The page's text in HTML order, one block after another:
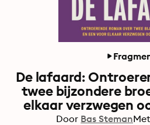
De lafaard:
twee bijzondere
elkaar verzwegen
Door Bas StemanMet